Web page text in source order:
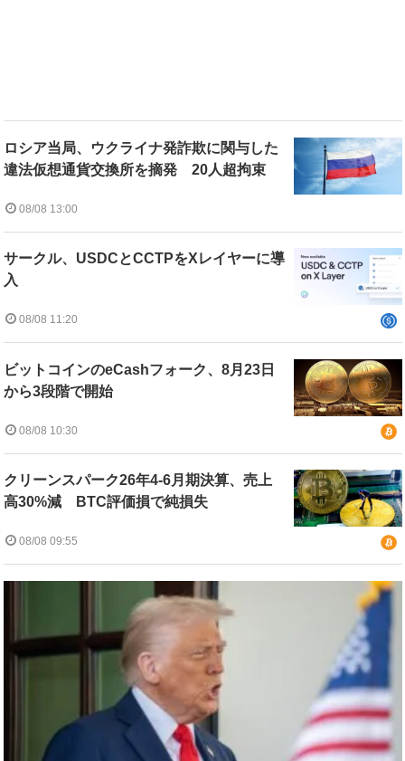
ロシア当局、ウクライナ発詐欺に関与した
違法仮想通貨交換所を摘発 20人超拘束
08/08 13:00
サークル、USDCとCCTPをXレイヤーに導
入
08/08 11:20
ビットコインのeCashフォーク、8月23日
から3段階で開始
08/08 10:30
クリーンスパーク26年4-6月期決算、売上
高30%減 BTC評価損で純損失
08/08 09:55